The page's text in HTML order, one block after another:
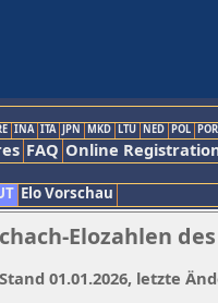
INA ITA JPN MKD LTU NED POL POR
FAQ Online
Elo Vorschau
Elozahlen des
01.01.2026, letzte